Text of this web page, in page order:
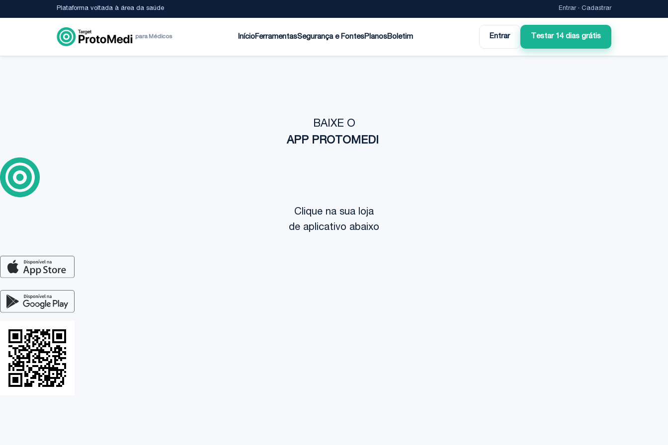
Plataforma voltada à área da saúde Entrar· Cadastrar
para Médicos InícioFerramentasSegurança e FontesPlanosBoletim Entrar Testar 14 dias grátis
BAIXE O
APP PROTOMEDI
Clique na sua loja
de aplicativo abaixo